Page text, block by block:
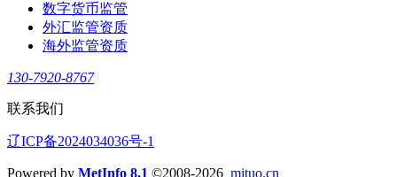
数字货币监管
外汇监管资质
海外监管资质
130-7920-8767
联系我们
辽ICP备2024034036号-1
Powered by MetInfo 8.1 ©2008-2026 mituo.cn